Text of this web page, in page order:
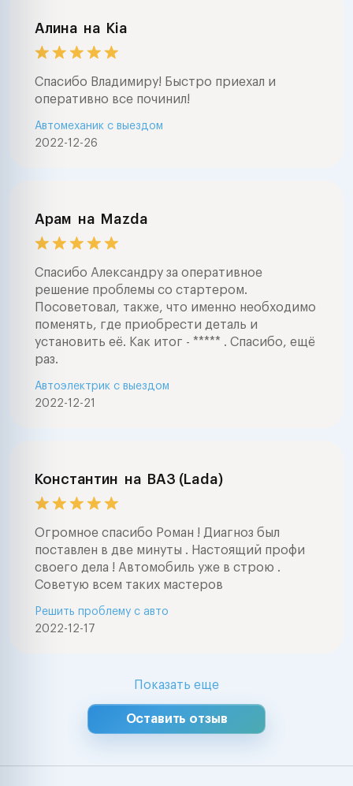
Алина на Kia
Спасибо Владимиру! Быстро приехал и
оперативно все починил!
2022-12-26
Автомеханик с выездом
Арам на Mazda
Спасибо Александру за оперативное
решение проблемы со стартером.
Посоветовал, также, что именно необходимо
поменять, где приобрести деталь и
установить её. Как итог - ***** . Спасибо, ещё
раз.
2022-12-21
Автоэлектрик с выездом
Константин на ВАЗ (Lada)
Огромное спасибо Роман ! Диагноз был
поставлен в две минуты . Настоящий профи
своего дела ! Автомобиль уже в строю .
Советую всем таких мастеров
2022-12-17
Решить проблему с авто
Показать еще
Оставить отзыв